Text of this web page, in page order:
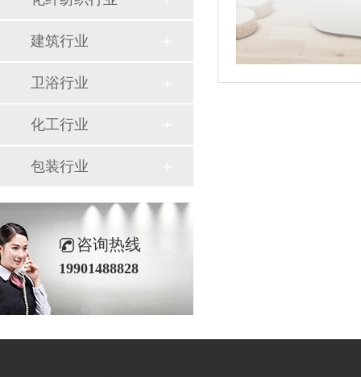
建筑行业
卫浴行业
化工行业
包装行业
咨询热线
19901488828